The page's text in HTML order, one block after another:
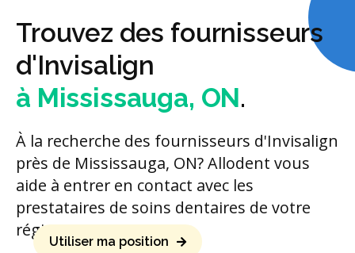
Trouvez des fournisseurs
d'Invisalign
à Mississauga, ON.
À la recherche des fournisseurs d'Invisalign
près de Mississauga, ON? Allodent vous
aide à entrer en contact avec les
prestataires de soins dentaires de votre
région.
Utiliser ma position